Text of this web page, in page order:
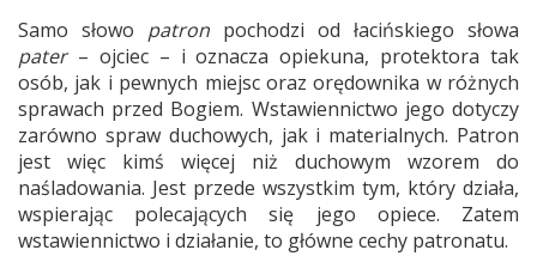
Samo słowo patron pochodzi od łacińskiego słowa
pater– ojciec – i oznacza opiekuna, protektora tak
osób, jak i pewnych miejsc oraz orędownika w różnych
sprawach przed Bogiem. Wstawiennictwo jego dotyczy
zarówno spraw duchowych, jak i materialnych. Patron
jest więc kimś więcej niż duchowym wzorem do
naśladowania. Jest przede wszystkim tym, który działa,
wspierając polecających się jego opiece. Zatem
wstawiennictwo i działanie, to główne cechy patronatu.